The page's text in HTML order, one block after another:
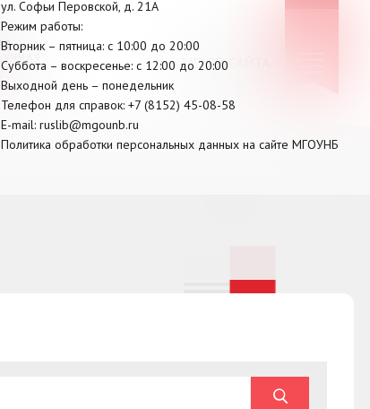
ул. Софьи Перовской, д. 21А
Режим работы:
Вторник – пятница: с 10:00 до 20:00
Суббота – воскресенье: c 12:00 до 20:00
Выходной день – понедельник
Телефон для справок: +7 (8152) 45-08-58
E-mail: ruslib@mgounb.ru
Политика обработки персональных данных на сайте МГОУНБ
МЕНЮ САЙТА